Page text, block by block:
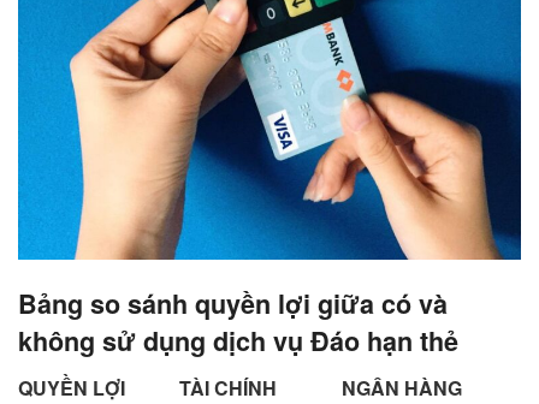
Bảng so sánh quyền lợi giữa có và
không sử dụng dịch vụ Đáo hạn thẻ
QUYỀN LỢI
TÀI CHÍNH
NGÂN HÀNG